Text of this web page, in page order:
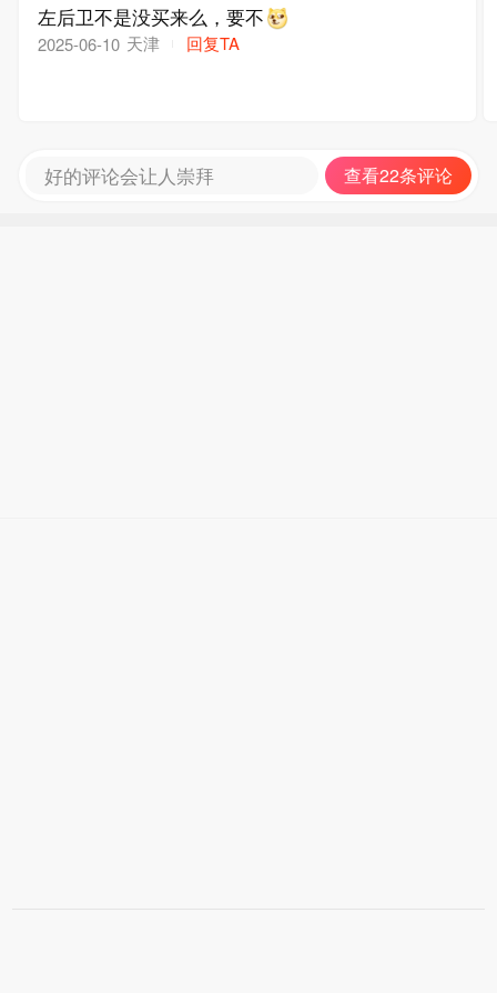
左后卫不是没买来么，要不
2025-06-10 天津 回复TA
好的评论会让人崇拜 查看22条评论